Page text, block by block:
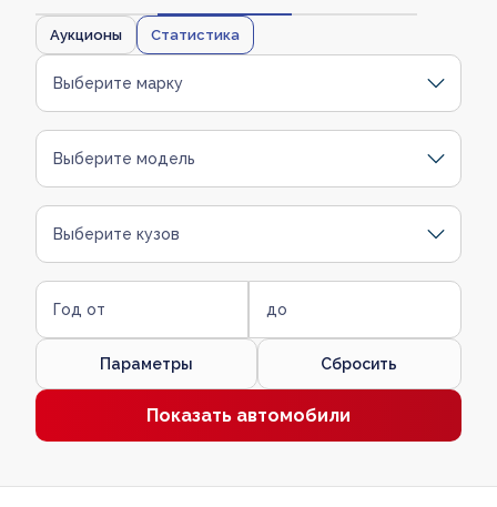
Аукционы Статистика
Выберите марку
Выберите модель
Выберите кузов
Год от до
Параметры Сбросить
Показать автомобили